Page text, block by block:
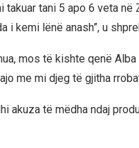
takuar tani 5 apo 6 veta
i kemi lënë anash”, u
mos të kishte qenë
me mi djeg të gjitha
akuza të mëdha ndaj